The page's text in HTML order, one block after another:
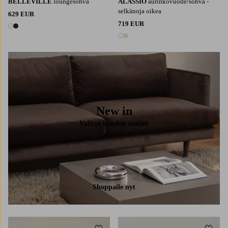
629 EUR
2 värejä
selkänoja oikea
719 EUR
2 värejä
New in
Valitut kauden uutiset
Shoppaile nyt